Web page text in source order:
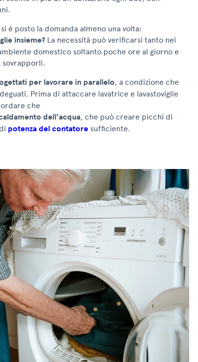
è posto la domanda almeno una volta:
insieme? La necessità può verificarsi tanto nei
domestico soltanto poche ore al giorno e
per lavorare in parallelo, a condizione che
Prima di attaccare lavatrice e lavastoviglie
che
dell’acqua, che può creare picchi di
potenza del contatore sufficiente.